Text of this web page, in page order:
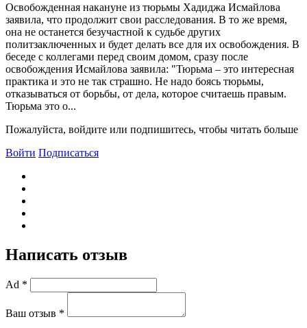
Освобожденная накануне из тюрьмы Хадиджа Исмайлова
заявила, что продолжит свои расследования. В то же время,
она не останется безучастной к судьбе других
политзаключенных и будет делать все для их освобождения. В
беседе с коллегами перед своим домом, сразу после
освобождения Исмайлова заявила: "Тюрьма – это интересная
практика и это не так страшно. Не надо боясь тюрьмы,
отказываться от борьбы, от дела, которое считаешь правым.
Тюрьма это о...
Пожалуйста, войдите или подпишитесь, чтобы читать больше
Войти Подписаться
Написать отзыв
Ad *
Ваш отзыв *